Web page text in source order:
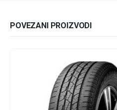
POVEZANI PROIZVODI